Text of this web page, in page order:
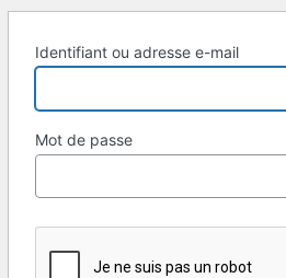
Identifiant ou adresse e-mail
Mot de passe